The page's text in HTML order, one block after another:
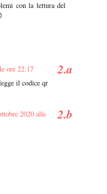
con la lettura del
ore 22:17
il codice qr
2020 alle